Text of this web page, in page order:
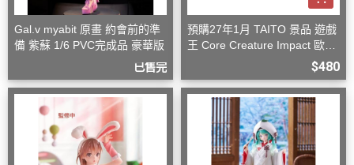
Gal.v myabit 原畫 約會前的準
備 紫蘇 1/6 PVC完成品 豪華版
已售完
預購27年1月 TAITO 景品 遊戲
王 Core Creature Impact 歐西
$480